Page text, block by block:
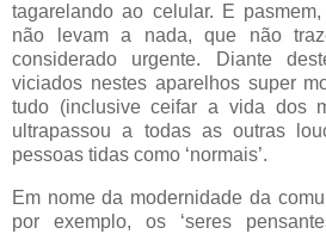
tagarelando ao celular. E
não levam a nada, que não
considerado urgente. Diante
viciados nestes aparelhos super
tudo (inclusive ceifar a vida dos
ultrapassou a todas as outras
pessoas tidas como ‘normais’.
Em nome da modernidade da
por exemplo, os ‘seres